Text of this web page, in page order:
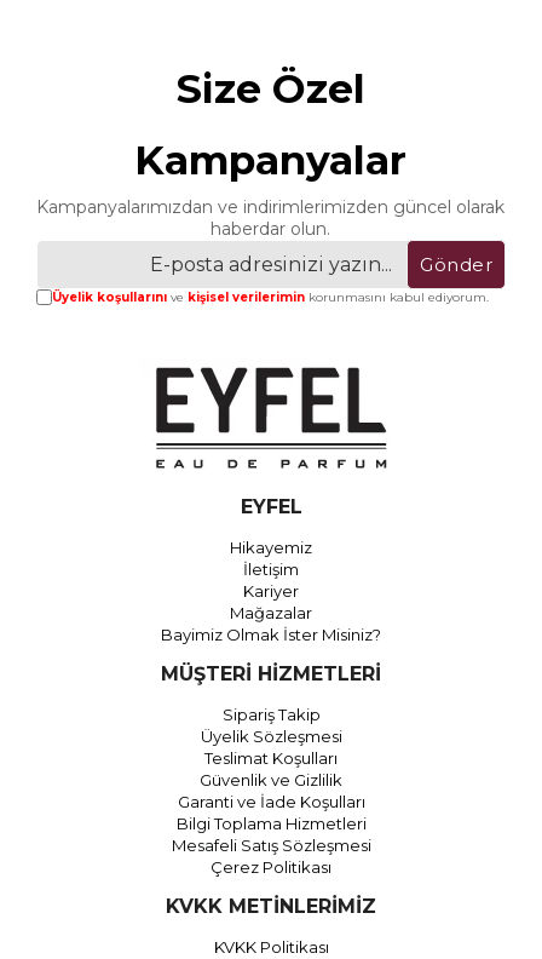
Size Özel
Kampanyalar
Kampanyalarımızdan ve indirimlerimizden güncel olarak
haberdar olun.
Gönder
Üyelik koşullarınıve kişisel verileriminkorunmasını kabul ediyorum.
EYFEL
Hikayemiz
İletişim
Kariyer
Mağazalar
Bayimiz Olmak İster Misiniz?
MÜŞTERİ HİZMETLERİ
Sipariş Takip
Üyelik Sözleşmesi
Teslimat Koşulları
Güvenlik ve Gizlilik
Garanti ve İade Koşulları
Bilgi Toplama Hizmetleri
Mesafeli Satış Sözleşmesi
Çerez Politikası
KVKK METİNLERİMİZ
KVKK Politikası